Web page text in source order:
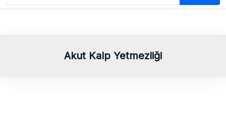
Akut Kalp Yetmezliği